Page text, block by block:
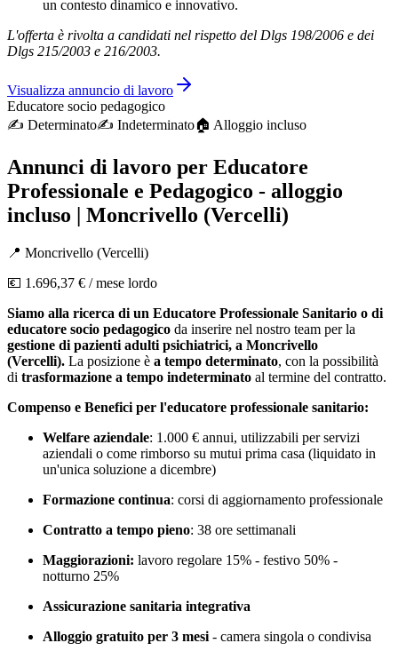
un contesto dinamico e innovativo.
L'offerta è rivolta a candidati nel rispetto del Dlgs 198/2006 e dei
Dlgs 215/2003 e 216/2003.
Visualizza annuncio di lavoro
Educatore socio pedagogico
✍️ Determinato✍️ Indeterminato🏠︎ Alloggio incluso
Annunci di lavoro per Educatore
Professionale e Pedagogico - alloggio
incluso | Moncrivello (Vercelli)
📍 Moncrivello (Vercelli)
💶 1.696,37 € / mese lordo
Siamo alla ricerca di un Educatore Professionale Sanitario o di
educatore socio pedagogico da inserire nel nostro team per la
gestione di pazienti adulti psichiatrici, a Moncrivello
(Vercelli). La posizione è a tempo determinato, con la possibilità
di trasformazione a tempo indeterminato al termine del contratto.
Compenso e Benefici per l'educatore professionale sanitario:
Welfare aziendale: 1.000 € annui, utilizzabili per servizi
aziendali o come rimborso su mutui prima casa (liquidato in
un'unica soluzione a dicembre)
Formazione continua: corsi di aggiornamento professionale
Contratto a tempo pieno: 38 ore settimanali
Maggiorazioni: lavoro regolare 15% - festivo 50% -
notturno 25%
Assicurazione sanitaria integrativa
Alloggio gratuito per 3 mesi - camera singola o condivisa